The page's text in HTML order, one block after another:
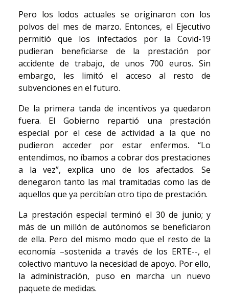
Pero los lodos actuales se originaron con los
polvos del mes de marzo. Entonces, el Ejecutivo
permitió que los infectados por la Covid-19
pudieran beneficiarse de la prestación por
accidente de trabajo, de unos 700 euros. Sin
embargo, les limitó el acceso al resto de
subvenciones en el futuro.
De la primera tanda de incentivos ya quedaron
fuera. El Gobierno repartió una prestación
especial por el cese de actividad a la que no
pudieron acceder por estar enfermos. “Lo
entendimos, no íbamos a cobrar dos prestaciones
a la vez”, explica uno de los afectados. Se
denegaron tanto las mal tramitadas como las de
aquellos que ya percibían otro tipo de prestación.
La prestación especial terminó el 30 de junio; y
más de un millón de autónomos se beneficiaron
de ella. Pero del mismo modo que el resto de la
economía –sostenida a través de los ERTE--, el
colectivo mantuvo la necesidad de apoyo. Por ello,
la administración, puso en marcha un nuevo
paquete de medidas.